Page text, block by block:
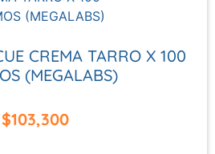
CREMA TARRO X 100
(MEGALABS)
$103,300